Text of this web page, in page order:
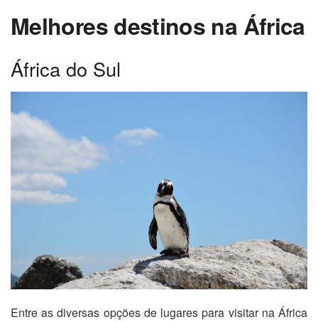
Melhores destinos na África
África do Sul
Entre as diversas opções de lugares para visitar na África